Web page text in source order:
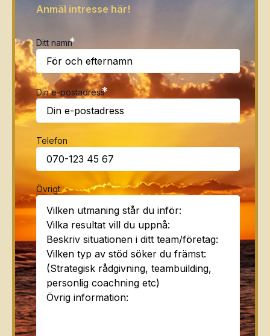
Anmäl intresse här!
Ditt namn*
Din e-postadress*
Telefon
Övrigt